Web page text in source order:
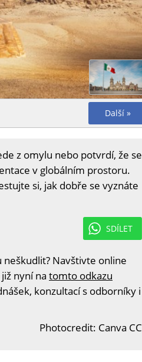
Další »
z omylu nebo potvrdí, že se
v globálním prostoru.
si, jak dobře se vyznáte
SDÍLET
Navštivte online
nyní na tomto odkazu
konzultací s odborníky i
Photocredit: Canva CC